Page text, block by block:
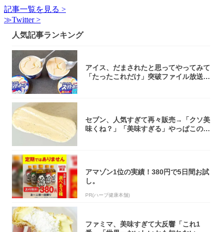
記事一覧を見る >
≫Twitter >
人気記事ランキング
アイス、だまされたと思ってやってみて
「たったこれだけ」突破ファイル放送で
セブン、人気すぎて再々販売→「クソ美
味くね？」「美味すぎる」やっぱこのク
アマゾン1位の実績！380円で5日間お試
し。
PR(ハーブ健康本舗)
ファミマ、美味すぎて大反響「これ1